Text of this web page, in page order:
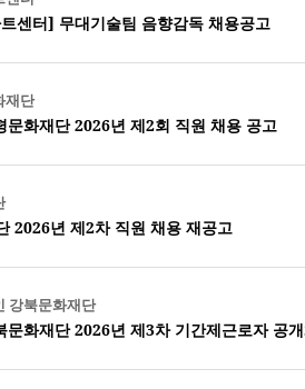
센터] 무대기술팀 음향감독 채용공고
재단
문화재단 2026년 제2회 직원 채용 공고
2026년 제2차 직원 채용 재공고
강북문화재단
문화재단 2026년 제3차 기간제근로자 공